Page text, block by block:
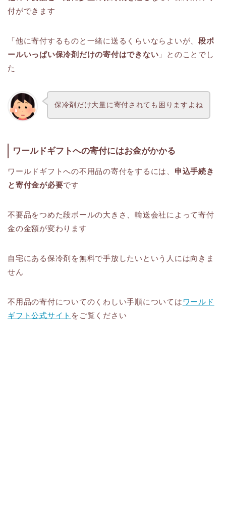
付ができます
「他に寄付するものと一緒に送るくらいならよいが、段ボ
ールいっぱい保冷剤だけの寄付はできない 」とのことでし
た
保冷剤だけ大量に寄付されても困りますよね
ワールドギフトへの寄付にはお金がかかる
ワールドギフトへの不用品の寄付をするには、 申込手続き
と寄付金が必要です
不要品をつめた段ボールの大きさ、輸送会社によって寄付
金の金額が変わります
自宅にある保冷剤を無料で手放したいという人には向きま
せん
不用品の寄付についてのくわしい手順については ワールド
ギフト公式サイト をご覧ください